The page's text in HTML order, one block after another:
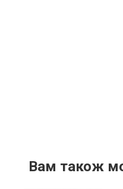
Вам також